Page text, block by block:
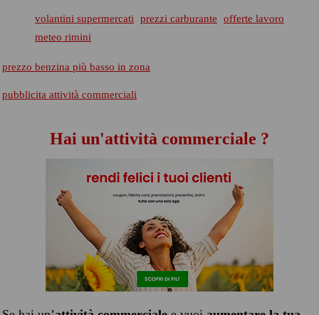
volantini supermercati prezzi carburante
offerte lavoro
meteo rimini
prezzo benzina più basso in zona
pubblicita attività commerciali
Hai un'attività commerciale ?